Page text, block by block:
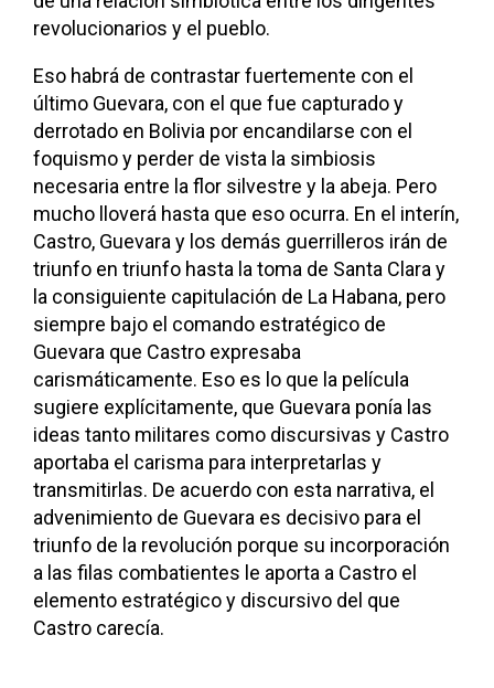
revolucionarios y el pueblo.
Eso habrá de contrastar fuertemente con el
último Guevara, con el que fue capturado y
derrotado en Bolivia por encandilarse con el
foquismo y perder de vista la simbiosis
necesaria entre la flor silvestre y la abeja. Pero
mucho lloverá hasta que eso ocurra. En el interín,
Castro, Guevara y los demás guerrilleros irán de
triunfo en triunfo hasta la toma de Santa Clara y
la consiguiente capitulación de La Habana, pero
siempre bajo el comando estratégico de
Guevara que Castro expresaba
carismáticamente. Eso es lo que la película
sugiere explícitamente, que Guevara ponía las
ideas tanto militares como discursivas y Castro
aportaba el carisma para interpretarlas y
transmitirlas. De acuerdo con esta narrativa, el
advenimiento de Guevara es decisivo para el
triunfo de la revolución porque su incorporación
a las filas combatientes le aporta a Castro el
elemento estratégico y discursivo del que
Castro carecía.